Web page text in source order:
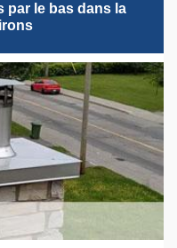
par le bas dans la